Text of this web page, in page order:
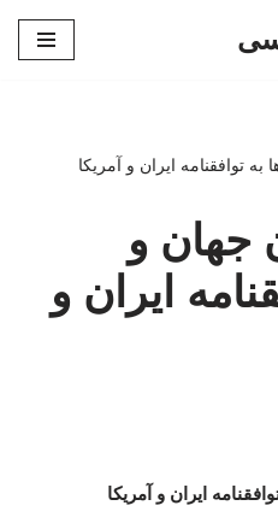
توافقنامه ایران و آمریکا
جهان و
ایران و
ایران و آمریکا